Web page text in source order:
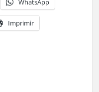
WhatsApp
Imprimir